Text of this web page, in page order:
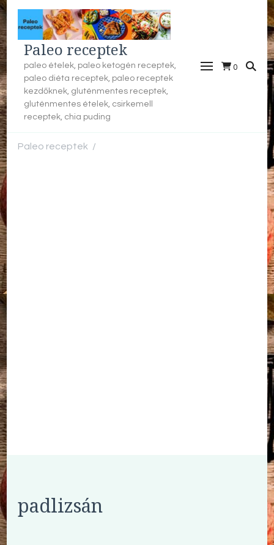
Paleo receptek
paleo ételek, paleo ketogén receptek,
paleo diéta receptek, paleo receptek
kezdőknek, gluténmentes receptek,
gluténmentes ételek, csirkemell
receptek, chia puding
0
Paleo receptek /
padlizsán